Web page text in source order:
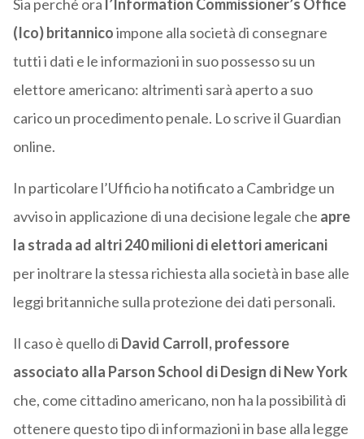
Sia perché ora l’Information Commissioner’s Office
(Ico) britannicoimpone alla società di consegnare
tutti i dati e le informazioni in suo possesso su un
elettore americano: altrimenti sarà aperto a suo
carico un procedimento penale. Lo scrive il Guardian
online.
In particolare l’Ufficio ha notificato a Cambridge un
avviso in applicazione di una decisione legale che apre
la strada ad altri 240 milioni di elettori americani
per inoltrare la stessa richiesta alla società in base alle
leggi britanniche sulla protezione dei dati personali.
Il caso è quello di David Carroll, professore
associato alla Parson School di Design di New York
che, come cittadino americano, non ha la possibilità di
ottenere questo tipo di informazioni in base alla legge